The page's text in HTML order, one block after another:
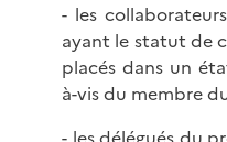
- les
ayant le statut de
placés dans un
à-vis du membre